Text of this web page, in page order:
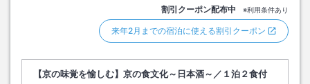
割引クーポン配布中 ※利用条件あり
来年2月までの宿泊に使える割引クーポン
【京の味覚を愉しむ】京の食文化～日本酒～／１泊２食付